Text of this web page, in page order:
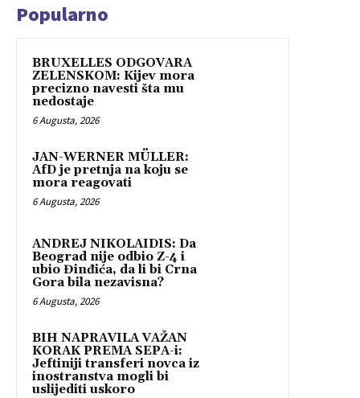
Popularno
BRUXELLES ODGOVARA
ZELENSKOM: Kijev mora
precizno navesti šta mu
nedostaje
6 Augusta, 2026
JAN-WERNER MÜLLER:
AfD je pretnja na koju se
mora reagovati
6 Augusta, 2026
ANDREJ NIKOLAIDIS: Da
Beograd nije odbio Z-4 i
ubio Đinđića, da li bi Crna
Gora bila nezavisna?
6 Augusta, 2026
BIH NAPRAVILA VAŽAN
KORAK PREMA SEPA-i:
Jeftiniji transferi novca iz
inostranstva mogli bi
uslijediti uskoro